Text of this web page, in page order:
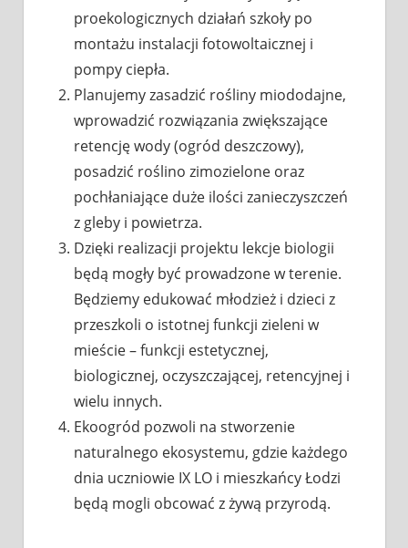
proekologicznych działań szkoły po
montażu instalacji fotowoltaicznej i
pompy ciepła.
Planujemy zasadzić rośliny miododajne,
wprowadzić rozwiązania zwiększające
retencję wody (ogród deszczowy),
posadzić roślino zimozielone oraz
pochłaniające duże ilości zanieczyszczeń
z gleby i powietrza.
Dzięki realizacji projektu lekcje biologii
będą mogły być prowadzone w terenie.
Będziemy edukować młodzież i dzieci z
przeszkoli o istotnej funkcji zieleni w
mieście – funkcji estetycznej,
biologicznej, oczyszczającej, retencyjnej i
wielu innych.
Ekoogród pozwoli na stworzenie
naturalnego ekosystemu, gdzie każdego
dnia uczniowie IX LO i mieszkańcy Łodzi
będą mogli obcować z żywą przyrodą.